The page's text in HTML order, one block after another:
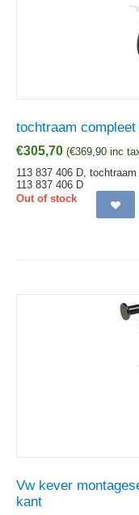
tochtraam
€305,70 (€369,90 inc
113 837 406 D,
113 837 406 D
Out of stock
Vw kever
kant